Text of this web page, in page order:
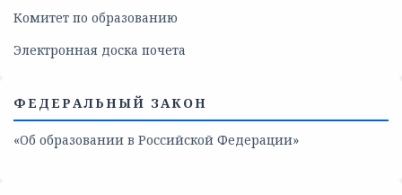
Комитет по образованию
Электронная доска почета
ФЕДЕРАЛЬНЫЙ ЗАКОН
«Об образовании в Российской Федерации»